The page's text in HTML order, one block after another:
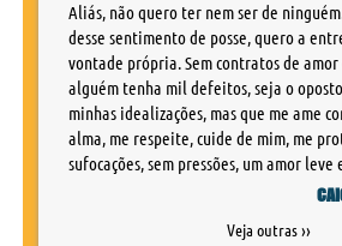
Aliás, não quero ter nem ser de
desse sentimento de posse, quero a
vontade própria. Sem contratos de
alguém tenha mil defeitos, seja o
minhas idealizações, mas que me ame
alma, me respeite, cuide de mim, me
sufocações, sem pressões, um amor leve
Veja outras ››